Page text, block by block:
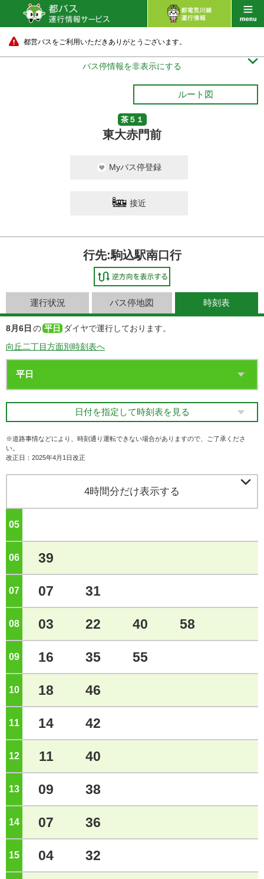
都営バスをご利用いただきありがとうございます。
バス停情報を非表示にする 
ルート図
茶５１
東大赤門前
Myバス停登録
接近
行先:駒込駅南口行
運行状況 バス停地図 時刻表
8月6日 の 平日
ダイヤで運行しております。
向丘二丁目方面別時刻表へ
日付を指定して時刻表を見る
※道路事情などにより、時刻通り運転できない場合がありますので、ご了承くださ
い。
改正日：2025年4月1日改正
4時間分だけ表示する 
05
06 39
07 07 31
08 03 22 40 58
09 16 35 55
10 18 46
11 14 42
12 11 40
13 09 38
14 07 36
15 04 32